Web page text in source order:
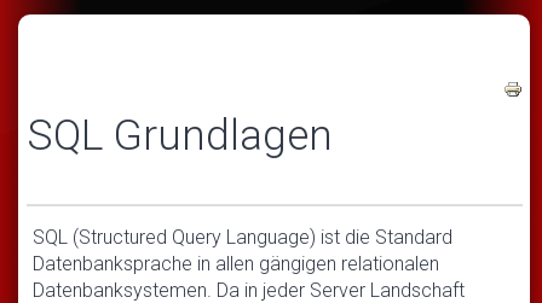
SQL Grundlagen
SQL (Structured Query Language) ist die Standard
Datenbanksprache in allen gängigen relationalen
Datenbanksystemen. Da in jeder Server Landschaft